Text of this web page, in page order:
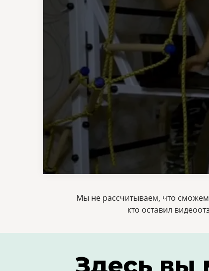
Мы не рассчитываем, что сможем
кто оставил